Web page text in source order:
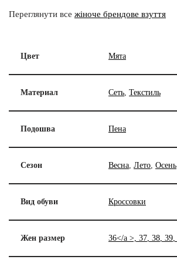
Переглянути все жіноче брендове взуття
Цвет Мята
Материал Сеть, Текстиль
Подошва Пена
Сезон Весна, Лето, Осень
Вид обуви Кроссовки
Жен размер 36</a >, 37, 38, 39,